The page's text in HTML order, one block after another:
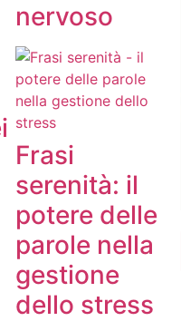
nervoso
Frasi
serenità: il
potere delle
parole nella
gestione
dello stress